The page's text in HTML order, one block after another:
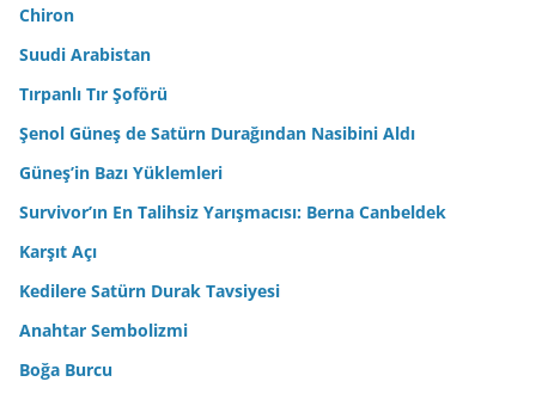
Chiron
Suudi Arabistan
Tırpanlı Tır Şoförü
Şenol Güneş de Satürn Durağından Nasibini Aldı
Güneş’in Bazı Yüklemleri
Survivor’ın En Talihsiz Yarışmacısı: Berna Canbeldek
Karşıt Açı
Kedilere Satürn Durak Tavsiyesi
Anahtar Sembolizmi
Boğa Burcu